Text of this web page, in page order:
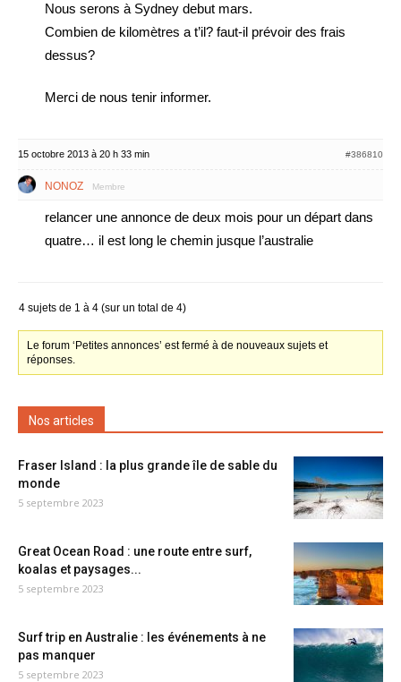
Nous serons à Sydney debut mars.
Combien de kilomètres a t’il? faut-il prévoir des frais
dessus?
Merci de nous tenir informer.
15 octobre 2013 à 20 h 33 min #386810
NONOZ Membre
relancer une annonce de deux mois pour un départ dans
quatre… il est long le chemin jusque l’australie
4 sujets de 1 à 4 (sur un total de 4)
Le forum ‘Petites annonces’ est fermé à de nouveaux sujets et
réponses.
Nos articles
Fraser Island : la plus grande île de sable du
monde
5 septembre 2023
Great Ocean Road : une route entre surf,
koalas et paysages...
5 septembre 2023
Surf trip en Australie : les événements à ne
pas manquer
5 septembre 2023